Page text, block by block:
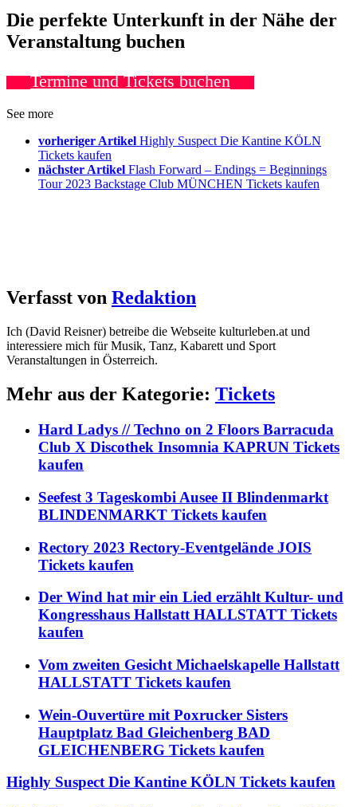
Die perfekte Unterkunft in der Nähe der
Veranstaltung buchen
Termine und Tickets buchen
See more
vorheriger Artikel Highly Suspect Die Kantine KÖLN
Tickets kaufen
nächster Artikel Flash Forward – Endings = Beginnings
Tour 2023 Backstage Club MÜNCHEN Tickets kaufen
Verfasst von Redaktion
Ich (David Reisner) betreibe die Webseite kulturleben.at und
interessiere mich für Musik, Tanz, Kabarett und Sport
Veranstaltungen in Österreich.
Mehr aus der Kategorie: Tickets
Hard Ladys // Techno on 2 Floors Barracuda
Club X Discothek Insomnia KAPRUN Tickets
kaufen
Seefest 3 Tageskombi Ausee II Blindenmarkt
BLINDENMARKT Tickets kaufen
Rectory 2023 Rectory-Eventgelände JOIS
Tickets kaufen
Der Wind hat mir ein Lied erzählt Kultur- und
Kongresshaus Hallstatt HALLSTATT Tickets
kaufen
Vom zweiten Gesicht Michaelskapelle Hallstatt
HALLSTATT Tickets kaufen
Wein-Ouvertüre mit Poxrucker Sisters
Hauptplatz Bad Gleichenberg BAD
GLEICHENBERG Tickets kaufen
Highly Suspect Die Kantine KÖLN Tickets kaufen